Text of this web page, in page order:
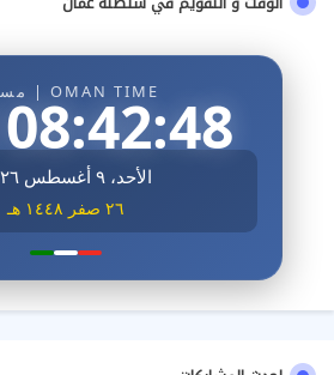
OMAN TIME | مسقط
08:42:50 AM
الأحد، ٩ أغسطس ٢٠٢٦
٢٦ صفر ١٤٤٨ هـ